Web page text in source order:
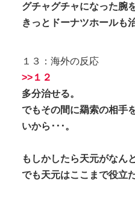
グチャグチャになった腕
きっとドーナツホールも
１３：海外の反応
>>１２
多分治せる。
でもその間に羂索の相手
いから･･･。
もしかしたら天元がなん
でも天元はここまで役立